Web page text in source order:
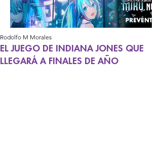
EL JUEGO DE INDIANA JONES QUE
LLEGARÁ A FINALES DE AÑO
Rodolfo M Morales